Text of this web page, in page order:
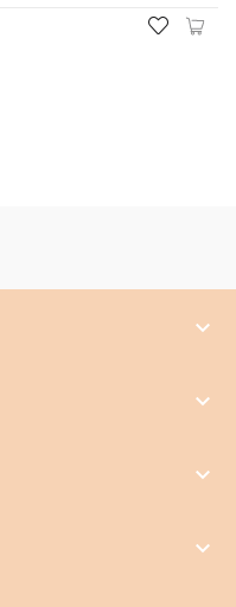
keyboard_arrow_down
keyboard_arrow_down
keyboard_arrow_down
keyboard_arrow_down